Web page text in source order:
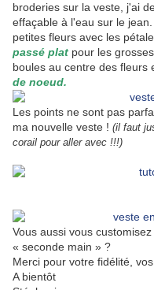
broderies sur la veste, j'ai
effaçable à l'eau sur le jean.
petites fleurs avec les
passé plat pour les
boules au centre des fleurs
de noeud.
Les points ne sont pas
ma nouvelle veste ! (il faut
corail pour aller avec !!!)
Vous aussi vous
« seconde main » ?
Merci pour votre fidélité, vos
A bientôt